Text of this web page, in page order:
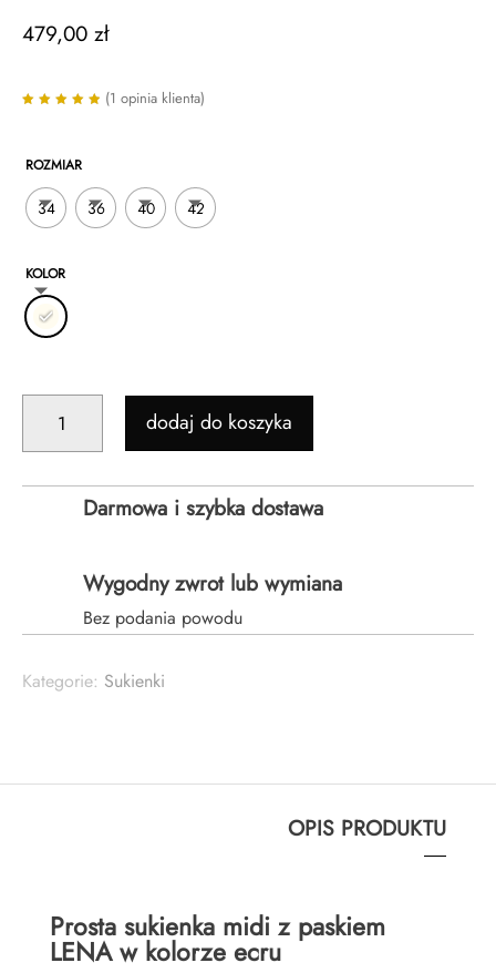
479,00 zł
ieoceny
klienta
(1 opinia klienta)
ROZMIAR
34 36 40 42
KOLOR
PROSTA
MIDI
dodaj do koszyka
Darmowa i szybka dostawa
Wygodny zwrot lub wymiana
Bez podania powodu
Kategorie: Sukienki
OPIS PRODUKTU
Prosta sukienka midi z paskiem
LENA w kolorze ecru